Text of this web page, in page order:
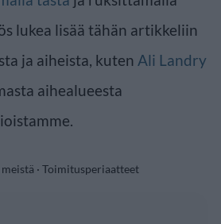
lukea lisää tähän artikkeliin
ja aiheista, kuten Ali Landry
aihealueesta
· Toimitusperiaatteet